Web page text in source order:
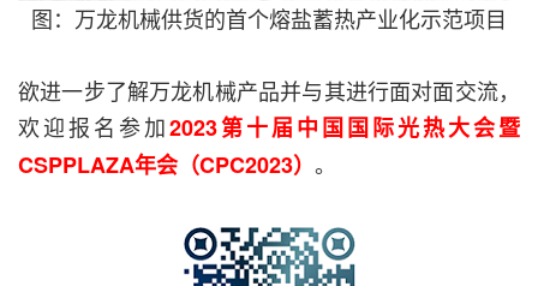
图：万龙机械供货的首个熔盐蓄热产业化示范项目
欲进一步了解万龙机械产品并与其进行面对面交流，
欢迎报名参加2023第十届中国国际光热大会暨
CSPPLAZA年会（CPC2023） 。